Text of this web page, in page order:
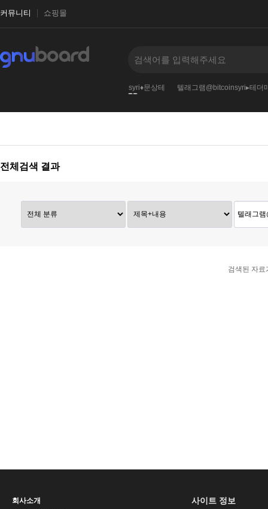
커뮤니티 쇼핑몰
텔래그램@bitcoinsyri♦문상테
텔래그램@bitcoinsyri▸테더
전체검색 결과
검색된 자료
회사소개
사이트 정보